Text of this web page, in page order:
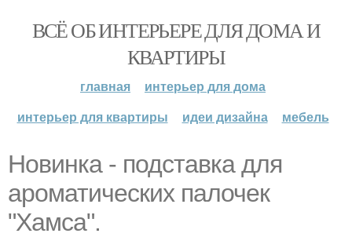
ВСЁ ОБ ИНТЕРЬЕРЕ ДЛЯ ДОМА И
КВАРТИРЫ
главная
интерьер для дома
интерьер для квартиры
идеи дизайна мебель
Новинка - подставка для
ароматических палочек
"Хамса".